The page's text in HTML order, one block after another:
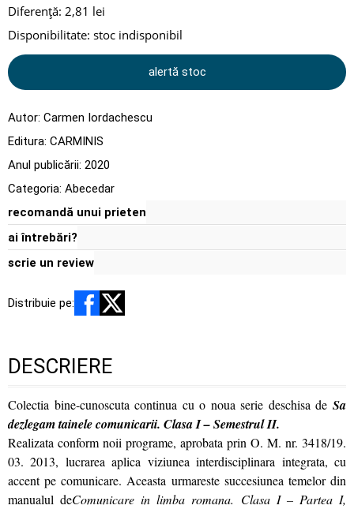
Diferență: 2,81 lei
Disponibilitate: stoc indisponibil
alertă stoc
Autor: Carmen Iordachescu
Editura: CARMINIS
Anul publicării: 2020
Categoria: Abecedar
recomandă unui prieten
ai întrebări?
scrie un review
Distribuie pe:
DESCRIERE
Colectia bine-cunoscuta continua cu o noua serie deschisa de Sa
dezlegam tainele comunicarii. Clasa I – Semestrul II.
Realizata conform noii programe, aprobata prin O. M. nr. 3418/19.
03. 2013, lucrarea aplica viziunea interdisciplinara integrata, cu
accent pe comunicare. Aceasta urmareste succesiunea temelor din
manualul deComunicare in limba romana. Clasa I – Partea I,